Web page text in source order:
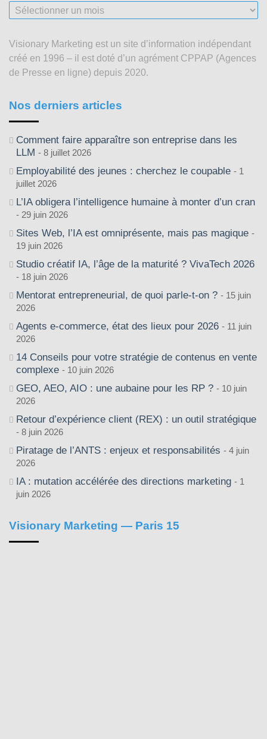
Nos
articles
2003
Visionary Marketing est un site d’information indépendant
créé en 1996 – il est doté d’un agrément CPPAP (Agences
de Presse en ligne) depuis 2020.
Nos derniers articles
Comment faire apparaître son entreprise dans les
LLM
8 juillet 2026
Employabilité des jeunes : cherchez le coupable
1
juillet 2026
L’IA obligera l’intelligence humaine à monter d’un cran
29 juin 2026
Sites Web, l’IA est omniprésente, mais pas magique
19 juin 2026
Studio créatif IA, l’âge de la maturité ? VivaTech 2026
18 juin 2026
Mentorat entrepreneurial, de quoi parle-t-on ?
15 juin
2026
Agents e-commerce, état des lieux pour 2026
11 juin
2026
14 Conseils pour votre stratégie de contenus en vente
complexe
10 juin 2026
GEO, AEO, AIO : une aubaine pour les RP ?
10 juin
2026
Retour d’expérience client (REX) : un outil stratégique
8 juin 2026
Piratage de l’ANTS : enjeux et responsabilités
4 juin
2026
IA : mutation accélérée des directions marketing
1
juin 2026
Visionary Marketing — Paris 15